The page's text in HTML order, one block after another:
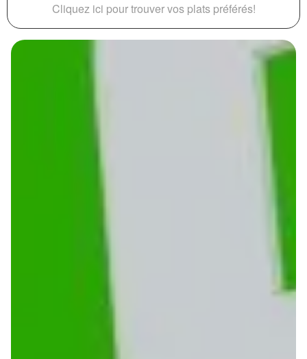
Cliquez ici pour trouver vos plats préférés!